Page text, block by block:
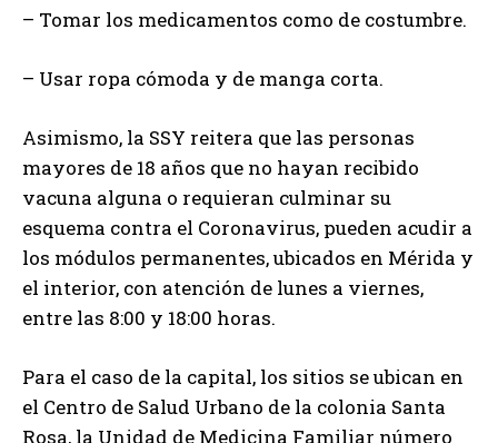
– Tomar los medicamentos como de costumbre.
– Usar ropa cómoda y de manga corta.
Asimismo, la SSY reitera que las personas
mayores de 18 años que no hayan recibido
vacuna alguna o requieran culminar su
esquema contra el Coronavirus, pueden acudir a
los módulos permanentes, ubicados en Mérida y
el interior, con atención de lunes a viernes,
entre las 8:00 y 18:00 horas.
Para el caso de la capital, los sitios se ubican en
el Centro de Salud Urbano de la colonia Santa
Rosa, la Unidad de Medicina Familiar número